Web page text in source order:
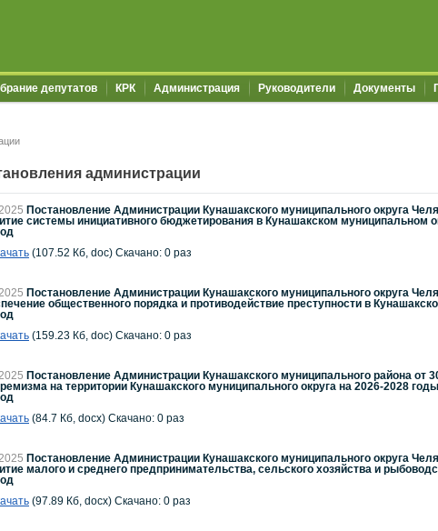
депутатов КРК Администрация Руководители Документы
администрации
Постановление Администрации Кунашакского муниципального округа
системы инициативного бюджетирования в Кунашакском муниципальном
(107.52 Кб, doc) Скачано: 0 раз
Постановление Администрации Кунашакского муниципального округа
общественного порядка и противодействие преступности в
(159.23 Кб, doc) Скачано: 0 раз
Постановление Администрации Кунашакского муниципального района
на территории Кунашакского муниципального округа на 2026-2028
(84.7 Кб, docx) Скачано: 0 раз
Постановление Администрации Кунашакского муниципального округа
малого и среднего предпринимательства, сельского хозяйства и
(97.89 Кб, docx) Скачано: 0 раз